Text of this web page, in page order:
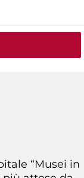
“Musei in